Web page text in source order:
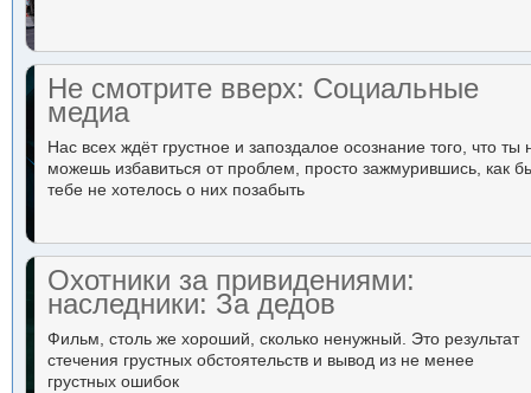
Не смотрите вверх: Социальные
медиа
Нас всех ждёт грустное и запоздалое осознание того, что ты
можешь избавиться от проблем, просто зажмурившись, как
тебе не хотелось о них позабыть
Охотники за привидениями:
наследники: За дедов
Фильм, столь же хороший, сколько ненужный. Это результат
стечения грустных обстоятельств и вывод из не менее
грустных ошибок